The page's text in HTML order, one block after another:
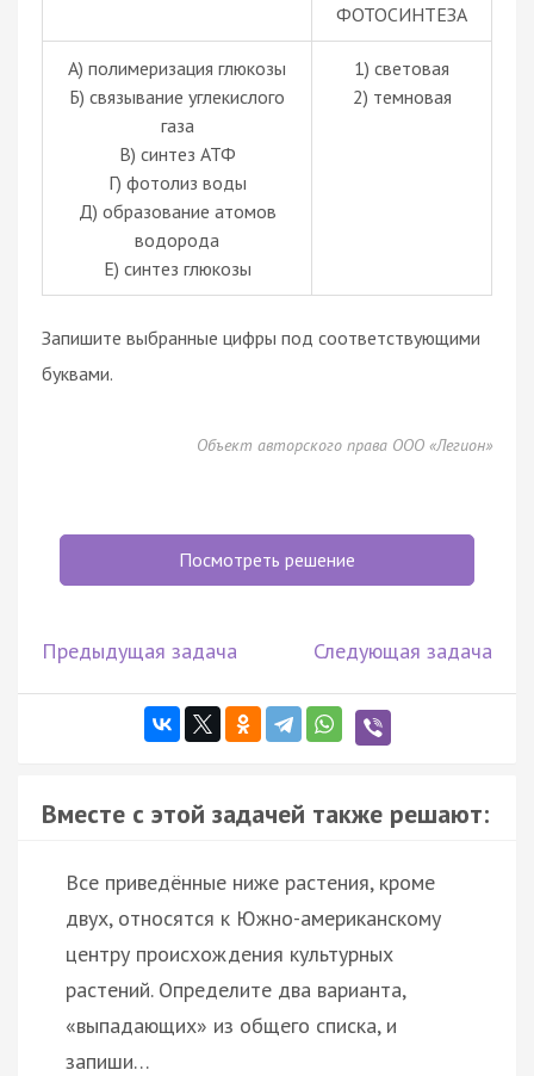
ФОТОСИНТЕЗА
А) полимеризация глюкозы
Б) связывание углекислого
газа
В) синтез АТФ
Г) фотолиз воды
Д) образование атомов
водорода
Е) синтез глюкозы
1) световая
2) темновая
Запишите выбранные цифры под соответствующими
буквами.
Объект авторского права ООО «Легион»
Посмотреть решение
Предыдущая задача Следующая задача
Вместе с этой задачей также решают:
Все приведённые ниже растения, кроме
двух, относятся к Южно-американскому
центру происхождения культурных
растений. Определите два варианта,
«выпадающих» из общего списка, и
запиши…